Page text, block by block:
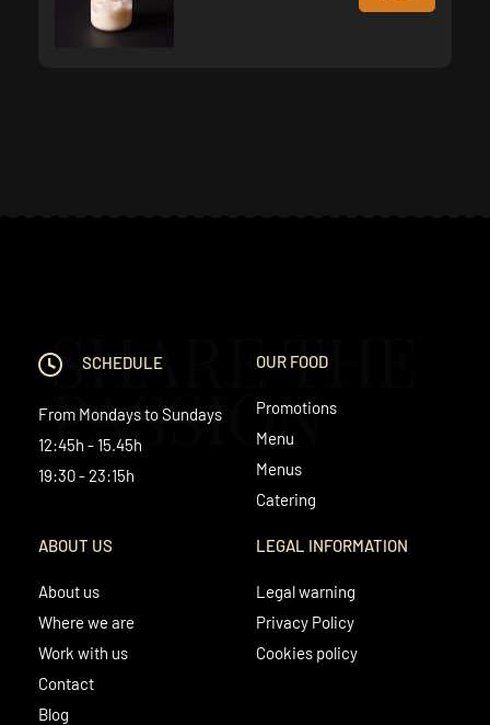
SHARE THE
PASSION
SCHEDULE
From Mondays to Sundays
12:45h - 15.45h
19:30 - 23:15h
OUR FOOD
Promotions
Menu
Menus
Catering
ABOUT US
About us
Where we are
Work with us
Contact
Blog
LEGAL INFORMATION
Legal warning
Privacy Policy
Cookies policy